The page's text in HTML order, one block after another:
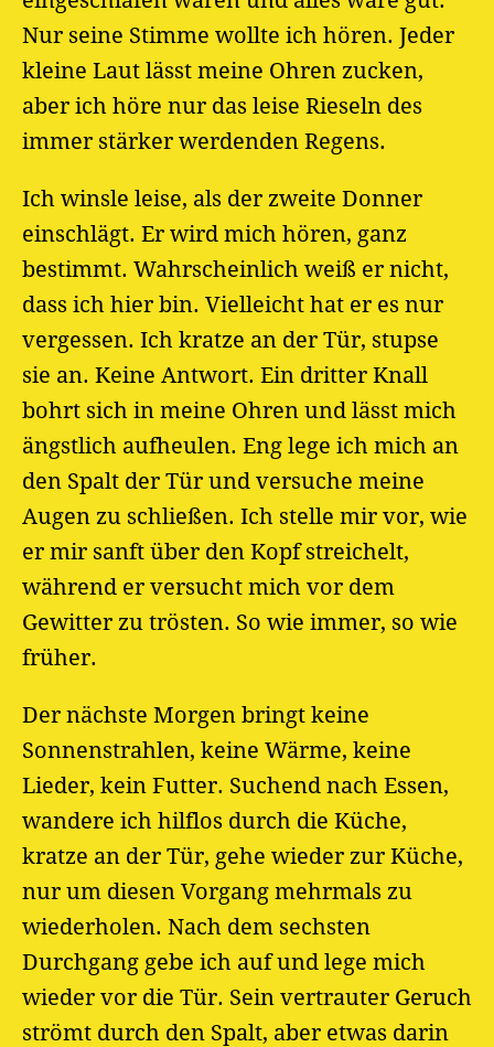
Nur seine Stimme wollte ich hören. Jeder
kleine Laut lässt meine Ohren zucken,
aber ich höre nur das leise Rieseln des
immer stärker werdenden Regens.
Ich winsle leise, als der zweite Donner
einschlägt. Er wird mich hören, ganz
bestimmt. Wahrscheinlich weiß er nicht,
dass ich hier bin. Vielleicht hat er es nur
vergessen. Ich kratze an der Tür, stupse
sie an. Keine Antwort. Ein dritter Knall
bohrt sich in meine Ohren und lässt mich
ängstlich aufheulen. Eng lege ich mich an
den Spalt der Tür und versuche meine
Augen zu schließen. Ich stelle mir vor, wie
er mir sanft über den Kopf streichelt,
während er versucht mich vor dem
Gewitter zu trösten. So wie immer, so wie
früher.
Der nächste Morgen bringt keine
Sonnenstrahlen, keine Wärme, keine
Lieder, kein Futter. Suchend nach Essen,
wandere ich hilflos durch die Küche,
kratze an der Tür, gehe wieder zur Küche,
nur um diesen Vorgang mehrmals zu
wiederholen. Nach dem sechsten
Durchgang gebe ich auf und lege mich
wieder vor die Tür. Sein vertrauter Geruch
strömt durch den Spalt, aber etwas darin